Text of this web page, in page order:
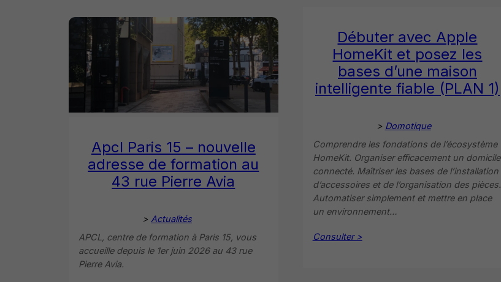
Apcl Paris 15 – nouvelle
adresse de formation au
43 rue Pierre Avia
> Actualités
APCL, centre de formation à Paris 15, vous
accueille depuis le 1er juin 2026 au 43 rue
Pierre Avia.
Débuter avec Apple
HomeKit et posez les
bases d’une maison
intelligente fiable (PLAN 1)
> Domotique
Comprendre les fondations de l’écosystème
HomeKit. Organiser efficacement un domicile
connecté. Maîtriser les bases de l’installation
d’accessoires et de l’organisation des pièces.
Automatiser simplement et mettre en place
un environnement…
Consulter >